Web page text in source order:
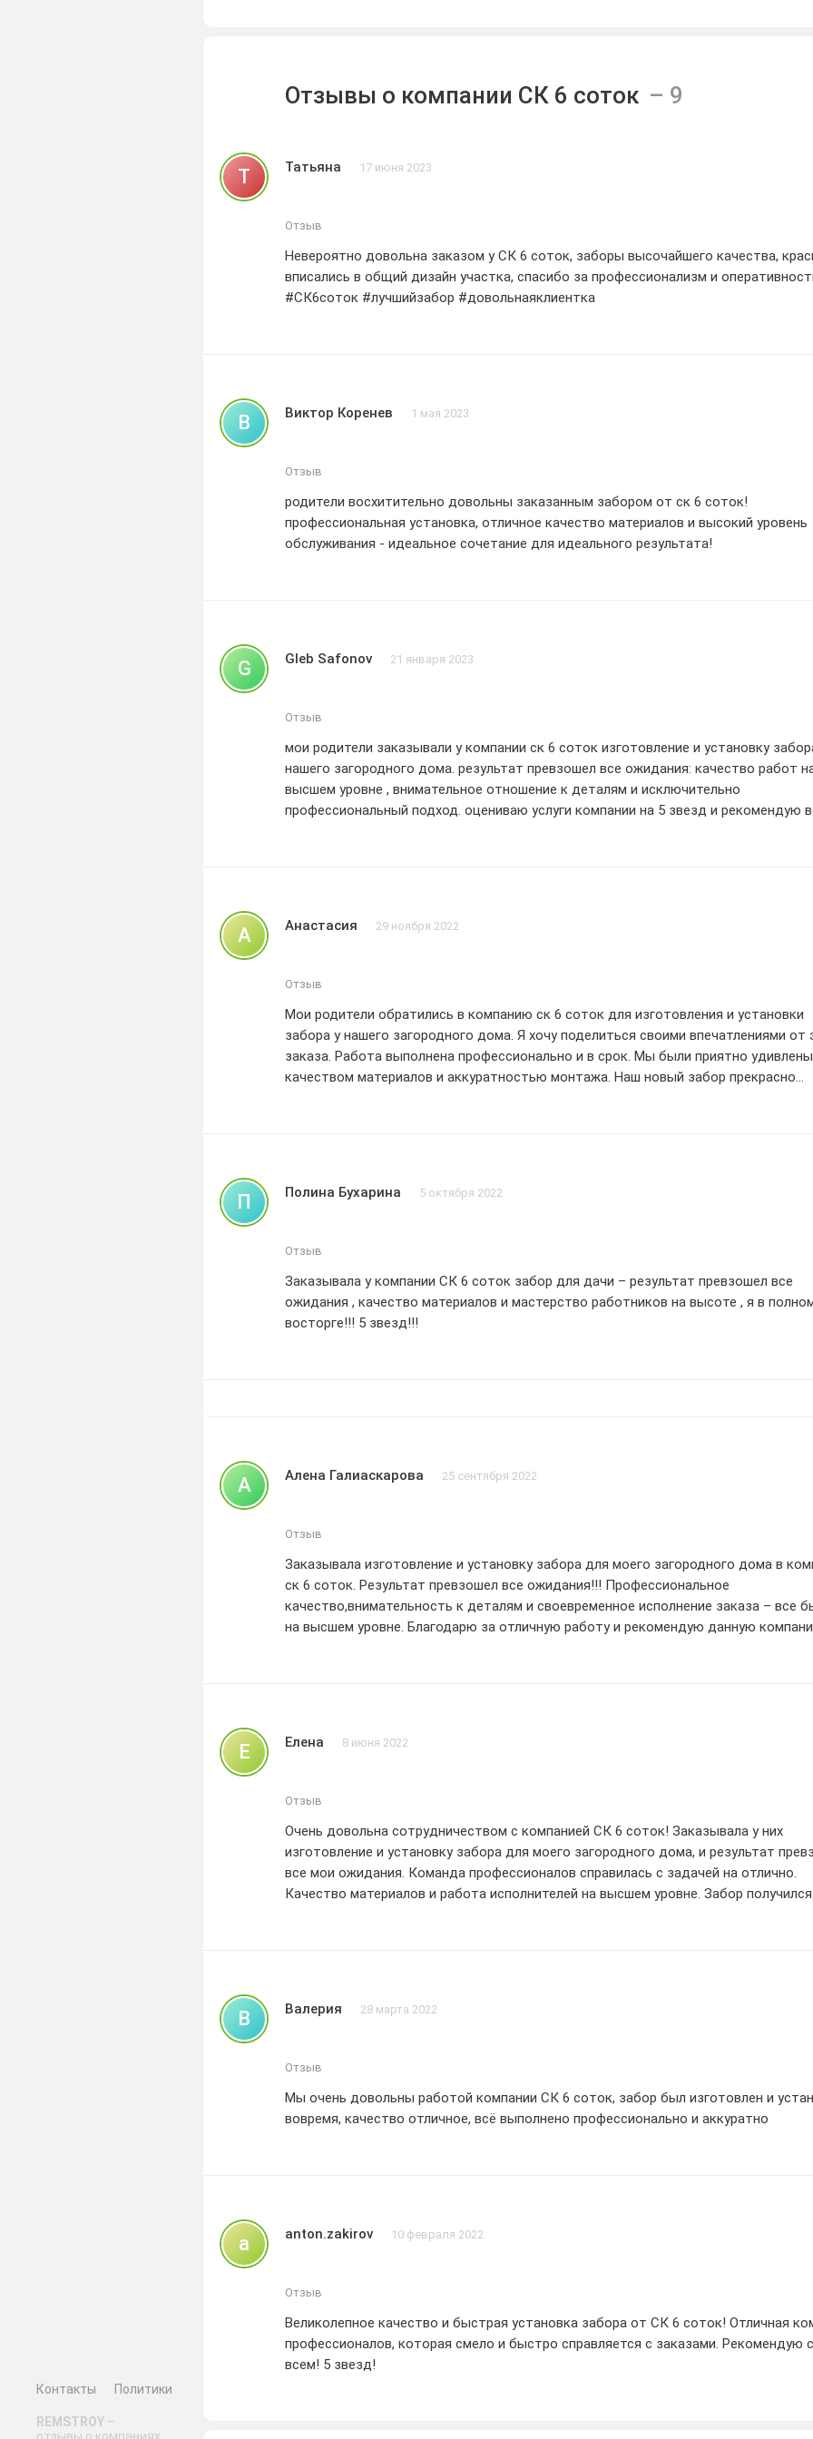
участка.
Отзывы о компании СК 6 соток
Т Татьяна 17 июня 2023
Отзыв
Невероятно довольна заказом у СК 6 соток, заборы высочайшего качества,
вписались в общий дизайн участка, спасибо за профессионализм и
#СК6соток #лучшийзабор #довольнаяклиентка
В Виктор Коренев 1 мая 2023
Отзыв
родители восхитительно довольны заказанным забором от ск 6 соток!
профессиональная установка, отличное качество материалов и высокий уровень
обслуживания - идеальное сочетание для идеального результата!
G Gleb Safonov 21 января 2023
Отзыв
мои родители заказывали у компании ск 6 соток изготовление и установку
нашего загородного дома. результат превзошел все ожидания: качество работ
высшем уровне , внимательное отношение к деталям и исключительно
профессиональный подход. оцениваю услуги компании на 5 звезд и рекомендую
А Анастасия 29 ноября 2022
Отзыв
Мои родители обратились в компанию ск 6 соток для изготовления и установки
забора у нашего загородного дома. Я хочу поделиться своими впечатлениями от
заказа. Работа выполнена профессионально и в срок. Мы были приятно удивлены
качеством материалов и аккуратностью монтажа. Наш новый забор прекрасно
П Полина Бухарина 5 октября 2022
Отзыв
Заказывала у компании СК 6 соток забор для дачи – результат превзошел все
ожидания , качество материалов и мастерство работников на высоте , я в
восторге!!! 5 звезд!!!
А Алена Галиаскарова 25 сентября 2022
Отзыв
Заказывала изготовление и установку забора для моего загородного дома в
ск 6 соток. Результат превзошел все ожидания!!! Профессиональное
качество,внимательность к деталям и своевременное исполнение заказа – все
на высшем уровне. Благодарю за отличную работу и рекомендую данную
Е Елена 8 июня 2022
Отзыв
Очень довольна сотрудничеством с компанией СК 6 соток! Заказывала у них
изготовление и установку забора для моего загородного дома, и результат
все мои ожидания. Команда профессионалов справилась с задачей на отлично.
Качество материалов и работа исполнителей на высшем уровне. Забор получился
В Валерия 28 марта 2022
Отзыв
Мы очень довольны работой компании СК 6 соток, забор был изготовлен и
вовремя, качество отличное, всё выполнено профессионально и аккуратно
a anton.zakirov 10 февраля 2022
Отзыв
Великолепное качество и быстрая установка забора от СК 6 соток! Отличная
профессионалов, которая смело и быстро справляется с заказами. Рекомендую
всем! 5 звезд!
Контакты Политики
REMSTROY –